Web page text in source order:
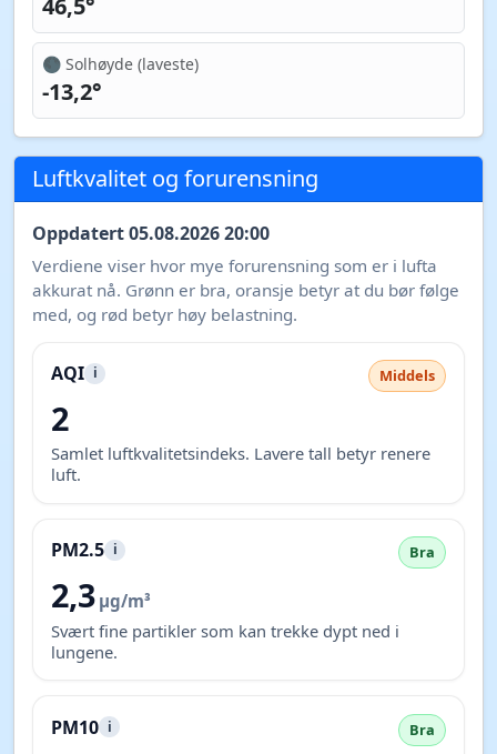
Sol og måne
Data for 06.08.2026
Soloppgang
05:25
Solnedgang
21:51
Måneoppgang
Månenedgang
16:49
-13,2°